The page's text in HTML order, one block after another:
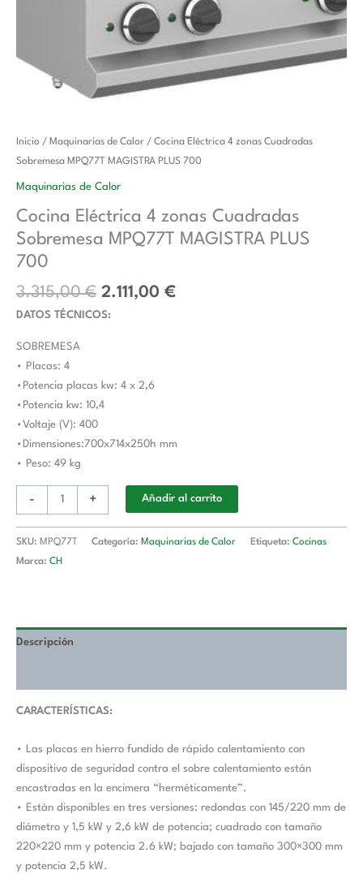
Inicio / Maquinarias de Calor / Cocina Eléctrica 4 zonas Cuadradas
Sobremesa MPQ77T MAGISTRA PLUS 700
Maquinarias de Calor
Cocina Eléctrica 4 zonas Cuadradas
Sobremesa MPQ77T MAGISTRA PLUS
700
3.315,00€
El
precio
original
3.315,00 €.
2.111,00 €
El
precio
2.111,00 €.
DATOS TÉCNICOS:
SOBREMESA
• Placas: 4
•Potencia placas kw: 4 x 2,6
•Potencia kw: 10,4
•Voltaje (V): 400
•Dimensiones:700x714x250h mm
• Peso: 49 kg
-
Cocina
Eléctrica
4
Cuadradas
Sobremesa
MPQ77T
PLUS
700
+ Añadir al carrito
SKU: MPQ77T Categoría: Maquinarias de Calor Etiqueta: Cocinas
Marca: CH
Descripción
CARACTERÍSTICAS:
• Las placas en hierro fundido de rápido calentamiento con
dispositivo de seguridad contra el sobre calentamiento están
encastradas en la encimera “herméticamente”.
• Están disponibles en tres versiones: redondas con 145/220 mm de
diámetro y 1,5 kW y 2,6 kW de potencia; cuadrado con tamaño
220×220 mm y potencia 2.6 kW; bajado con tamaño 300×300 mm
y potencia 2,5 kW.